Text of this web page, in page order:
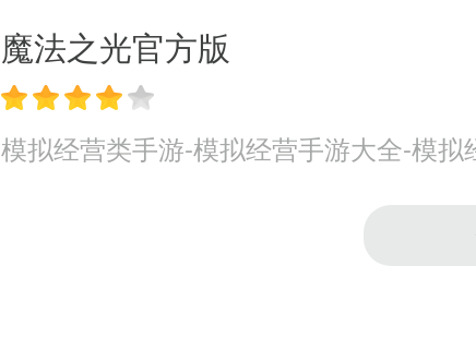
魔法之光官方版
模拟经营类手游-模拟经营手游大全-模拟